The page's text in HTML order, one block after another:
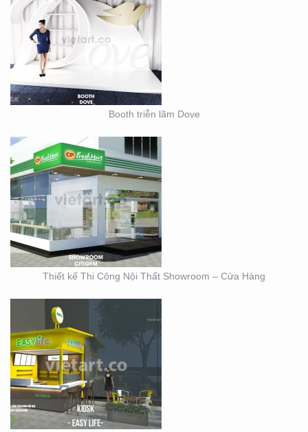
Booth triễn lãm Dove
THIẾT KẾ THI CÔNG
NỘI THẤT SHOWROOM
– CỬA HÀNG
Thiết kế Thi Công Nội Thất Showroom – Cửa Hàng
THIẾT KẾ KIOSK TRÀ
SỮA EASY LIFE
MẪU THIẾT KẾ KIOSK
HOANG GIA